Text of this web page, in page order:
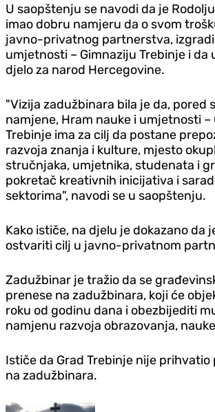
U saopštenju se navodi da je
imao dobru namjeru da o svom
javno-privatnog partnerstva,
umjetnosti – Gimnaziju Trebinje i da
djelo za narod Hercegovine.
"Vizija zadužbinara bila je da, pored
namjene, Hram nauke i umjetnosti –
Trebinje ima za cilj da postane
razvoja znanja i kulture, mjesto
stručnjaka, umjetnika, studenata i
pokretač kreativnih inicijativa i
sektorima", navodi se u saopštenju.
Kako ističe, na djelu je dokazano da
ostvariti cilj u javno-privatnom
Zadužbinar je tražio da se
prenese na zadužbinara, koji će
roku od godinu dana i obezbijediti
namjenu razvoja obrazovanja,
Ističe da Grad Trebinje nije prihvatio
na zadužbinara.